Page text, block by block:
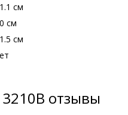
см
см
см
отзывы